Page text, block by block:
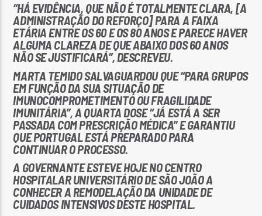
“HÁ EVIDÊNCIA, QUE NÃO É TOTALMENTE CLARA, [A
ADMINISTRAÇÃO DO REFORÇO] PARA A FAIXA
ETÁRIA ENTRE OS 60 E OS 80 ANOS E PARECE HAVER
ALGUMA CLAREZA DE QUE ABAIXO DOS 60 ANOS
NÃO SE JUSTIFICARÁ”, DESCREVEU.
MARTA TEMIDO SALVAGUARDOU QUE “PARA GRUPOS
EM FUNÇÃO DA SUA SITUAÇÃO DE
IMUNOCOMPROMETIMENTO OU FRAGILIDADE
IMUNITÁRIA”, A QUARTA DOSE “JÁ ESTÁ A SER
PASSADA COM PRESCRIÇÃO MÉDICA” E GARANTIU
QUE PORTUGAL ESTÁ PREPARADO PARA
CONTINUAR O PROCESSO.
A GOVERNANTE ESTEVE HOJE NO CENTRO
HOSPITALAR UNIVERSITÁRIO DE SÃO JOÃO A
CONHECER A REMODELAÇÃO DA UNIDADE DE
CUIDADOS INTENSIVOS DESTE HOSPITAL.